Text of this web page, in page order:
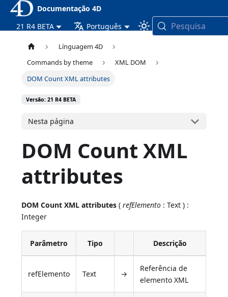
Documentação 4D
21 R4 BETA
Português Pesquisa
Línguagem 4D
Commands by theme
XML DOM
DOM Count XML attributes
Versão: 21 R4 BETA
Nesta página
DOM Count XML
attributes
DOM Count XML attributes (refElemento : Text ) :
Integer
Parâmetro Tipo Descrição
refElemento Text →
Referência de
elemento XML